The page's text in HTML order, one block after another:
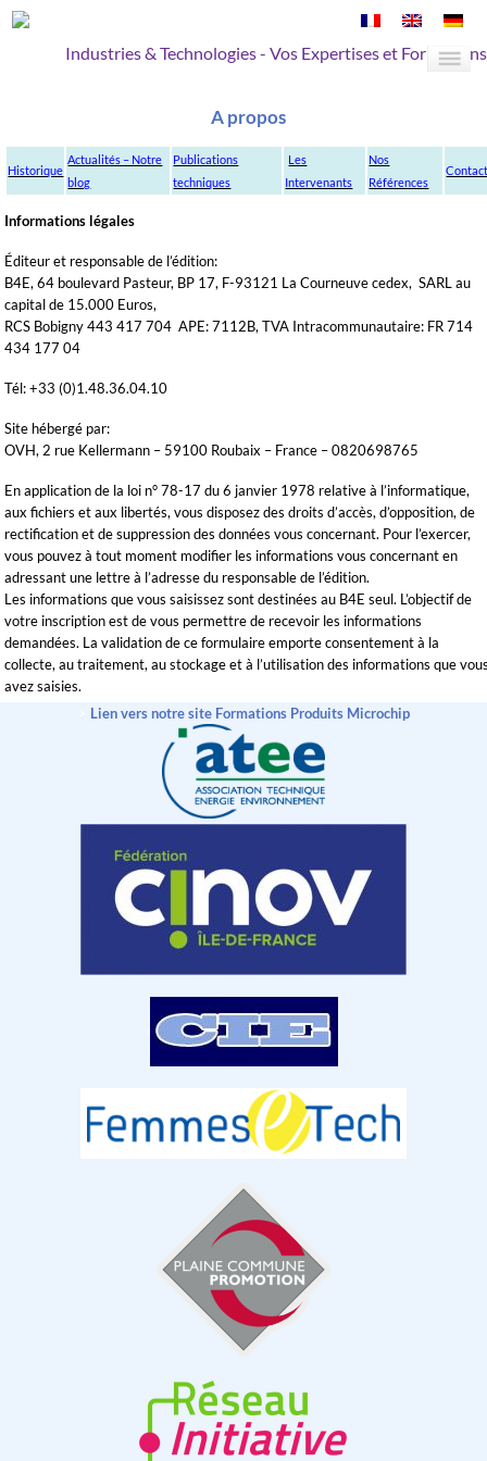
Industries & Technologies - Vos Expertises et Formations
A propos
Historique
Actualités – Notre
blog
Publications
techniques
Les
Intervenants
Nos
Références
Informations légales
Éditeur et responsable de l’édition:
B4E, 64 boulevard Pasteur, BP 17, F-93121 La Courneuve cedex, SARL au
capital de 15.000 Euros,
RCS Bobigny 443 417 704 APE: 7112B, TVA Intracommunautaire: FR 714
434 177 04
Tél: +33 (0)1.48.36.04.10
Site hébergé par:
OVH, 2 rue Kellermann – 59100 Roubaix – France – 0820698765
En application de la loi n° 78-17 du 6 janvier 1978 relative à l’informatique,
aux fichiers et aux libertés, vous disposez des droits d’accès, d’opposition, de
rectification et de suppression des données vous concernant. Pour l’exercer,
vous pouvez à tout moment modifier les informations vous concernant en
adressant une lettre à l’adresse du responsable de l’édition.
Les informations que vous saisissez sont destinées au B4E seul. L’objectif de
votre inscription est de vous permettre de recevoir les informations
demandées. La validation de ce formulaire emporte consentement à la
collecte, au traitement, au stockage et à l’utilisation des informations que
avez saisies.
Lien vers notre site Formations Produits Microchip